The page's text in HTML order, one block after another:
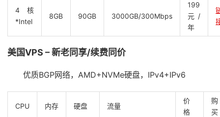
4核
*Intel
8GB 90GB 3000GB/300Mbps
199
元/
年
美国VPS – 新老同享/续费同价
优质BGP网络，AMD+NVMe硬盘，IPv4+IPv6
CPU 内存 硬盘 流量
价
格
购
买